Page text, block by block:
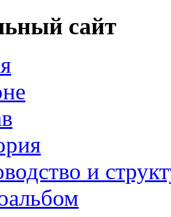
сайт
и